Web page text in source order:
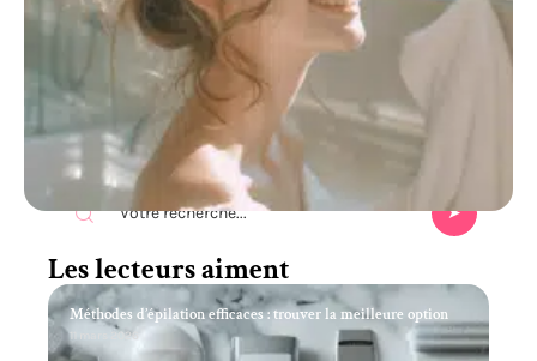
Recherche
Les lecteurs aiment
Méthodes d’épilation efficaces : trouver la meilleure option
11 mars 2026